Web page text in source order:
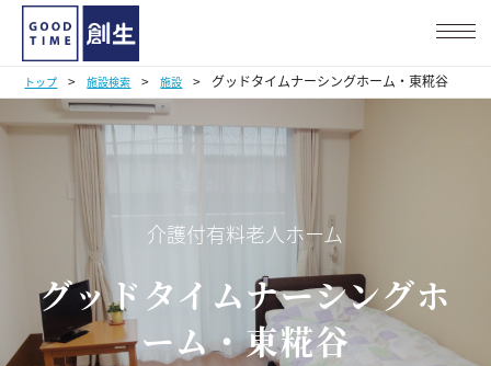
トップ > 施設検索 > 施設 > グッドタイムナーシングホーム・東糀谷
介護付有料老人ホーム
グッドタイムナーシングホ
ーム・東糀谷